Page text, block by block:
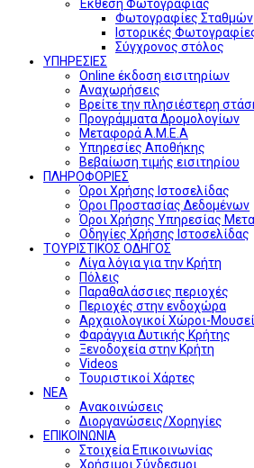
Έκθεση Φωτογραφίας
Φωτογραφίες Σταθμών
Ιστορικές
Σύγχρονος στόλος
ΥΠΗΡΕΣΙΕΣ
Online έκδοση εισιτηρίων
Αναχωρήσεις
Βρείτε την πλησιέστερη
Προγράμματα Δρομολογίων
Μεταφορά Α.Μ.Ε.Α
Υπηρεσίες Αποθήκης
Βεβαίωση τιμής εισιτηρίου
ΠΛΗΡΟΦΟΡΙΕΣ
Όροι Χρήσης Ιστοσελίδας
Όροι Προστασίας Δεδομένων
Όροι Χρήσης Υπηρεσίας
Οδηγίες Χρήσης Ιστοσελίδας
ΤΟΥΡΙΣΤΙΚΟΣ ΟΔΗΓΟΣ
Λίγα λόγια για την Κρήτη
Πόλεις
Παραθαλάσσιες περιοχές
Περιοχές στην ενδοχώρα
Αρχαιολογικοί Χώροι-
Φαράγγια Δυτικής Κρήτης
Ξενοδοχεία στην Κρήτη
Videos
Τουριστικοί Χάρτες
ΝΕΑ
Ανακοινώσεις
Διοργανώσεις/Χορηγίες
ΕΠΙΚΟΙΝΩΝΙΑ
Στοιχεία Επικοινωνίας
Χρήσιμοι Σύνδεσμοι